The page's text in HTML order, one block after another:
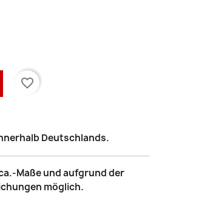
favorite_border
Deutschlands.
Maße und aufgrund der
möglich.